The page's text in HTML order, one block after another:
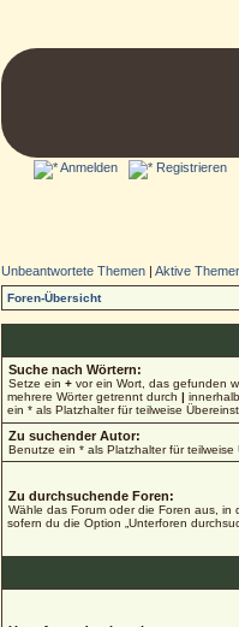
Anmelden Registrieren
Unbeantwortete Themen| Aktive
Foren-Übersicht
Suche nach Wörtern:
Setze ein +vor ein Wort, das gefunden
mehrere Wörter getrennt durch |
ein * als Platzhalter für teilweise
Zu suchender Autor:
Benutze ein * als Platzhalter für teilweise
Zu durchsuchende Foren:
Wähle das Forum oder die Foren aus, in
sofern du die Option „Unterforen